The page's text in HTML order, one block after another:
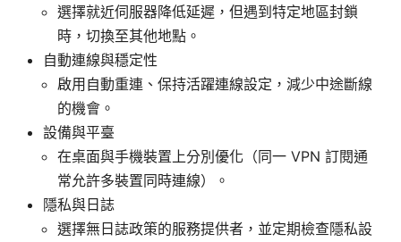
選擇就近伺服器降低延遲，但遇到特定地區封鎖
時，切換至其他地點。
自動連線與穩定性
啟用自動重連、保持活躍連線設定，減少中途斷線
的機會。
設備與平臺
在桌面與手機裝置上分別優化（同一 VPN 訂閱通
常允許多裝置同時連線）。
隱私與日誌
選擇無日誌政策的服務提供者，並定期檢查隱私設